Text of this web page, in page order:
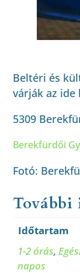
Beltéri és
várják az ide
5309
Berekfürdői
Fotó:
Időtartam
1-2 órás,
napos